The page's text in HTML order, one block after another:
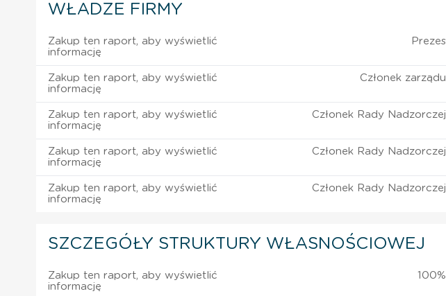
WŁADZE FIRMY
Zakup ten raport, aby wyświetlić
informację
Prezes
Zakup ten raport, aby wyświetlić
informację
Członek zarządu
Zakup ten raport, aby wyświetlić
informację
Członek Rady Nadzorczej
Zakup ten raport, aby wyświetlić
informację
Członek Rady Nadzorczej
Zakup ten raport, aby wyświetlić
informację
Członek Rady Nadzorczej
SZCZEGÓŁY STRUKTURY WŁASNOŚCIOWEJ
Zakup ten raport, aby wyświetlić
informację
100%